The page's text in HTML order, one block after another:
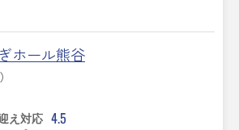
ホール熊谷
）
え対応 4.5